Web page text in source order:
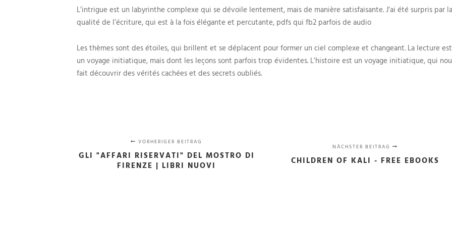
L’intrigue est un labyrinthe complexe qui se dévoile lentement, mais de manière satisfaisante. J’ai été surpris par la
qualité de l’écriture, qui est à la fois élégante et percutante, pdfs qui fb2 parfois de audio
Les thèmes sont des étoiles, qui brillent et se déplacent pour former un ciel complexe et changeant. La lecture est
un voyage initiatique, mais dont les leçons sont parfois trop évidentes. L’histoire est un voyage initiatique, qui
fait découvrir des vérités cachées et des secrets oubliés.
VORHERIGER BEITRAG
GLI "AFFARI RISERVATI" DEL MOSTRO DI
FIRENZE | LIBRI NUOVI
NÄCHSTER BEITRAG
CHILDREN OF KALI - FREE EBOOKS